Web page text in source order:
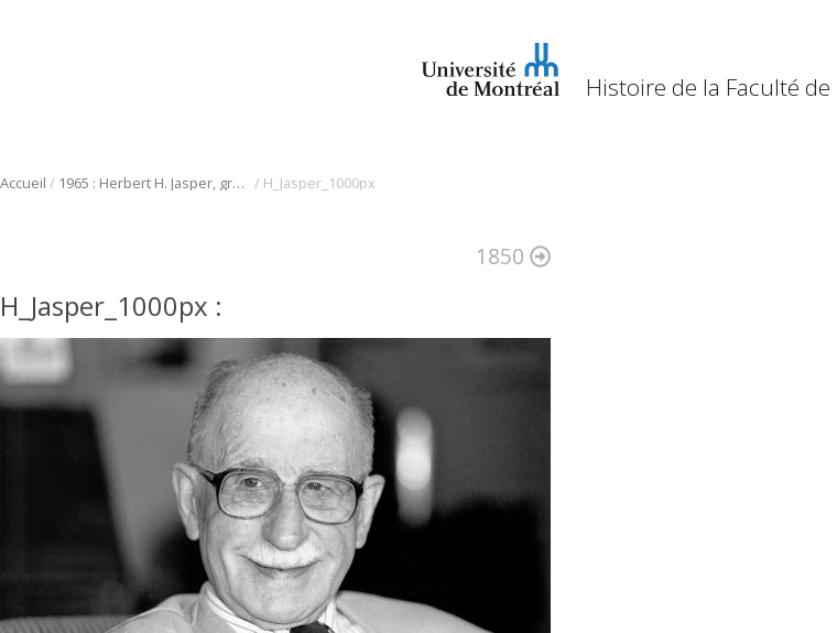
Histoire de la Faculté
Accueil / 1965 : Herbert H. Jasper, grand pionnier de l’électro-encéphalographie / H_Jasper_1000px
1850
H_Jasper_1000px :